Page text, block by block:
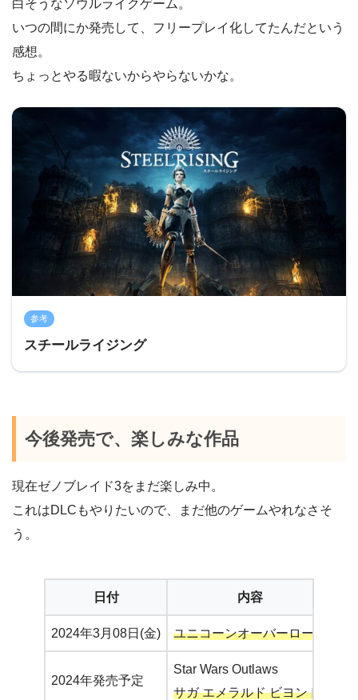
白そうなソウルライクゲーム。
いつの間にか発売して、フリープレイ化してたんだという
感想。
ちょっとやる暇ないからやらないかな。
参考
スチールライジング
今後発売で、楽しみな作品
現在ゼノブレイド3をまだ楽しみ中。
これはDLCもやりたいので、まだ他のゲームやれなさそ
う。
日付 内容
2024年3月08日(金) ユニコーンオーバーロード
2024年発売予定
Star Wars Outlaws
サガ エメラルド ビヨンド